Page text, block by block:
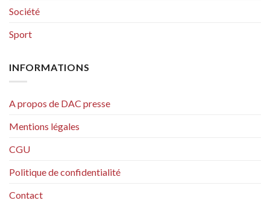
Société
Sport
INFORMATIONS
A propos de DAC presse
Mentions légales
CGU
Politique de confidentialité
Contact